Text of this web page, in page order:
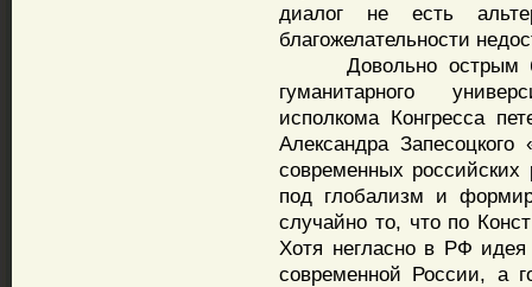
диалог не есть
благожелательности
Довольно острым был
гуманитарного
исполкома Конгресса
Александра
современных
под глобализм и
случайно то, что по
Хотя негласно в РФ
современной России, а